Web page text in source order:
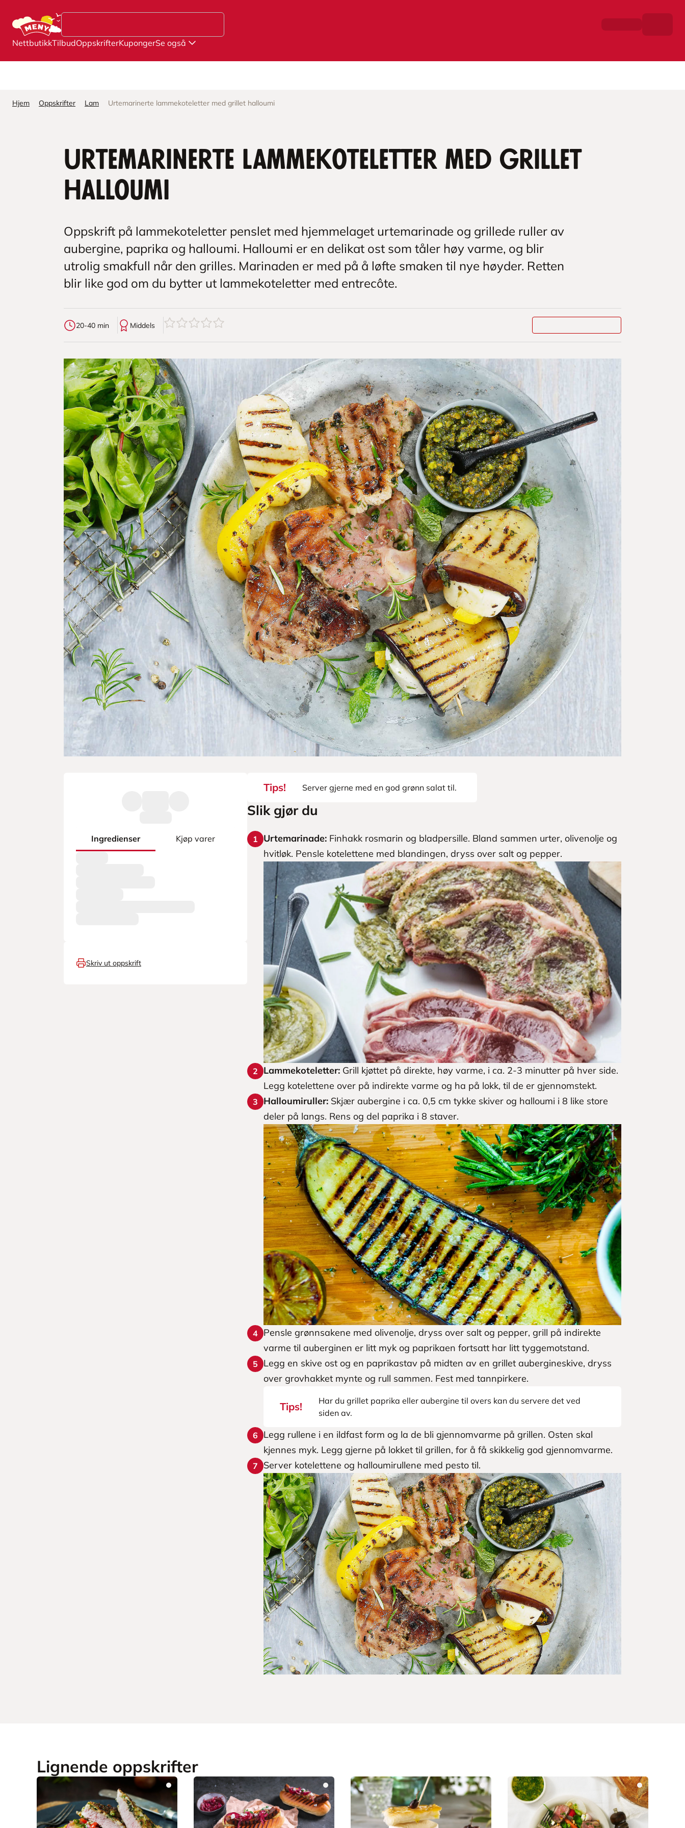
NettbutikkTilbudOppskrifterKupongerSe også
Hjem Oppskrifter Lam Urtemarinerte lammekoteletter med grillet halloumi
Urtemarinerte lammekoteletter med grillet
halloumi
Oppskrift på lammekoteletter penslet med hjemmelaget urtemarinade og grillede ruller av
aubergine, paprika og halloumi. Halloumi er en delikat ost som tåler høy varme, og blir
utrolig smakfull når den grilles. Marinaden er med på å løfte smaken til nye høyder. Retten
blir like god om du bytter ut lammekoteletter med entrecôte.
20-40 min Middels 0av5stjerner
Ingredienser Kjøp varer
Skriv ut oppskrift
Tips! Server gjerne med en god grønn salat til.
Slik gjør du
1 Urtemarinade: Finhakk rosmarin og bladpersille. Bland sammen urter, olivenolje og
hvitløk. Pensle kotelettene med blandingen, dryss over salt og pepper.
2 Lammekoteletter: Grill kjøttet på direkte, høy varme, i ca. 2-3 minutter på hver side.
Legg kotelettene over på indirekte varme og ha på lokk, til de er gjennomstekt.
3 Halloumiruller: Skjær aubergine i ca. 0,5 cm tykke skiver og halloumi i 8 like store
deler på langs. Rens og del paprika i 8 staver.
4 Pensle grønnsakene med olivenolje, dryss over salt og pepper, grill på indirekte
varme til auberginen er litt myk og paprikaen fortsatt har litt tyggemotstand.
5
Legg en skive ost og en paprikastav på midten av en grillet aubergineskive, dryss
over grovhakket mynte og rull sammen. Fest med tannpirkere.
Tips!
Har du grillet paprika eller aubergine til overs kan du servere det ved
siden av.
6
Legg rullene i en ildfast form og la de bli gjennomvarme på grillen. Osten skal
kjennes myk. Legg gjerne på lokket til grillen, for å få skikkelig god gjennomvarme.
7 Server kotelettene og halloumirullene med pesto til.
Lignende oppskrifter